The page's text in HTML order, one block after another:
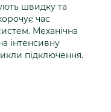
швидку та
час
Механічна
інтенсивну
підключення.